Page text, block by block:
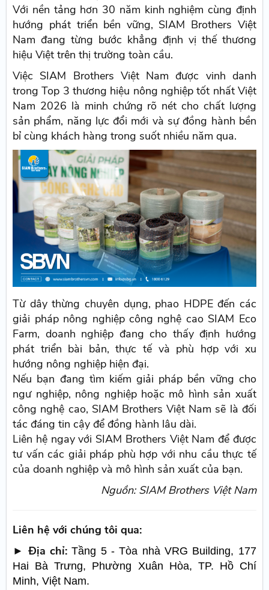
Với nền tảng hơn 30 năm kinh nghiệm cùng định
hướng phát triển bền vững, SIAM Brothers Việt
Nam đang từng bước khẳng định vị thế thương
hiệu Việt trên thị trường toàn cầu.
Việc SIAM Brothers Việt Nam được vinh danh
trong Top 3 thương hiệu nông nghiệp tốt nhất Việt
Nam 2026 là minh chứng rõ nét cho chất lượng
sản phẩm, năng lực đổi mới và sự đồng hành bền
bỉ cùng khách hàng trong suốt nhiều năm qua.
Từ dây thừng chuyên dụng, phao HDPE đến các
giải pháp nông nghiệp công nghệ cao SIAM Eco
Farm, doanh nghiệp đang cho thấy định hướng
phát triển bài bản, thực tế và phù hợp với xu
hướng nông nghiệp hiện đại.
Nếu bạn đang tìm kiếm giải pháp bền vững cho
ngư nghiệp, nông nghiệp hoặc mô hình sản xuất
công nghệ cao, SIAM Brothers Việt Nam sẽ là đối
tác đáng tin cậy để đồng hành lâu dài.
Liên hệ ngay với SIAM Brothers Việt Nam để được
tư vấn các giải pháp phù hợp với nhu cầu thực tế
của doanh nghiệp và mô hình sản xuất của bạn.
Nguồn: SIAM Brothers Việt Nam
Liên hệ với chúng tôi qua:
► Địa chỉ:Tầng 5 - Tòa nhà VRG Building, 177
Hai Bà Trưng, Phường Xuân Hòa, TP. Hồ Chí
Minh, Việt Nam.